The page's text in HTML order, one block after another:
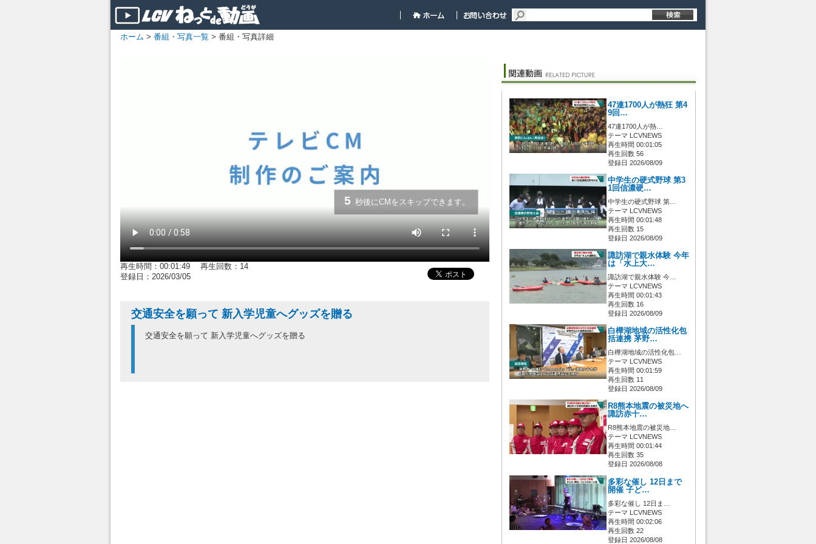
ホーム > 番組・写真一覧 > 番組・写真詳細
5 秒後にCMをスキップできます。
再生時間：00:01:49 再生回数：14
登録日：2026/03/05
交通安全を願って 新入学児童へグッズを贈る
交通安全を願って 新入学児童へグッズを贈る
47連1700人が熱狂 第4
9回…
47連1700人が熱…
テーマ LCVNEWS
再生時間 00:01:05
再生回数 56
登録日 2026/08/09
中学生の硬式野球 第3
1回信濃硬…
中学生の硬式野球 第…
テーマ LCVNEWS
再生時間 00:01:48
再生回数 15
登録日 2026/08/09
諏訪湖で親水体験 今年
は「水上大…
諏訪湖で親水体験 今…
テーマ LCVNEWS
再生時間 00:01:43
再生回数 16
登録日 2026/08/09
白樺湖地域の活性化包
括連携 茅野…
白樺湖地域の活性化包…
テーマ LCVNEWS
再生時間 00:01:59
再生回数 11
登録日 2026/08/09
R8熊本地震の被災地へ
諏訪赤十…
R8熊本地震の被災地…
テーマ LCVNEWS
再生時間 00:01:44
再生回数 35
登録日 2026/08/08
多彩な催し 12日まで
開催 子ど…
多彩な催し 12日ま…
テーマ LCVNEWS
再生時間 00:02:06
再生回数 22
登録日 2026/08/08